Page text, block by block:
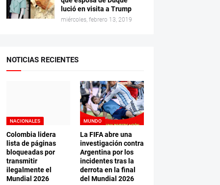
lució en visita a Trump
miércoles, febrero 13, 2019
NOTICIAS RECIENTES
NACIONALES
Colombia lidera
lista de páginas
bloqueadas por
transmitir
ilegalmente el
Mundial 2026
MUNDO
La FIFA abre una
investigación contra
Argentina por los
incidentes tras la
derrota en la final
del Mundial 2026